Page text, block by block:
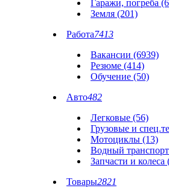
Гаражи, погреба
Земля (201)
Работа7413
Вакансии (6939)
Резюме (414)
Обучение (50)
Авто482
Легковые (56)
Грузовые и
Мотоциклы (13)
Водный
Запчасти и колеса
Товары2821